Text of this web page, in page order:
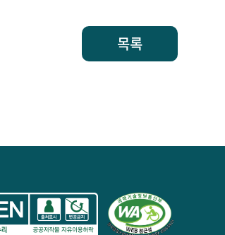
목록